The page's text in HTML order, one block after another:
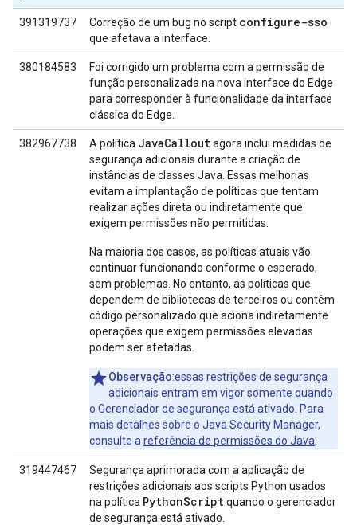
391319737 Correção de um bug no script configure-sso
que afetava a interface.
380184583
Foi corrigido um problema com a permissão de
função personalizada na nova interface do Edge
para corresponder à funcionalidade da interface
clássica do Edge.
382967738 A política JavaCalloutagora inclui medidas de
segurança adicionais durante a criação de
instâncias de classes Java. Essas melhorias
evitam a implantação de políticas que tentam
realizar ações direta ou indiretamente que
exigem permissões não permitidas.
Na maioria dos casos, as políticas atuais vão
continuar funcionando conforme o esperado,
sem problemas. No entanto, as políticas que
dependem de bibliotecas de terceiros ou contêm
código personalizado que aciona indiretamente
operações que exigem permissões elevadas
podem ser afetadas.
Observação:essas restrições de segurança
adicionais entram em vigor somente quando
o Gerenciador de segurança está ativado. Para
mais detalhes sobre o Java Security Manager,
consulte a referência de permissões do Java
319447467
Segurança aprimorada com a aplicação de
restrições adicionais aos scripts Python usados
na política PythonScriptquando o gerenciador
de segurança está ativado.